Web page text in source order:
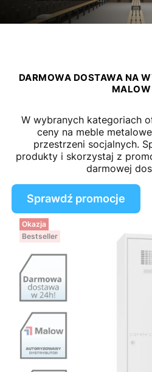
DARMOWA DOSTAWA NA
MALOW
W wybranych kategoriach
ceny na meble
przestrzeni socjalnych.
produkty i skorzystaj z
darmowej
Sprawdź promocje
Okazja
Bestseller